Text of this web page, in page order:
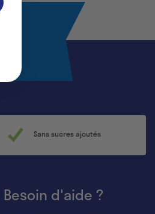
Sans sucres ajoutés
Besoin d'aide ?